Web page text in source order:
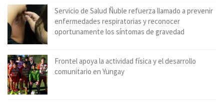
Servicio de Salud Ñuble refuerza llamado a prevenir
enfermedades respiratorias y reconocer
oportunamente los síntomas de gravedad
Frontel apoya la actividad física y el desarrollo
comunitario en Yungay